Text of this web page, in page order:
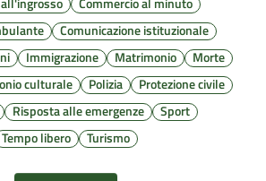
Comunicazione istituzionale
Immigrazione Matrimonio
Morte
culturale Polizia
Protezione civile
Risposta alle emergenze
Sport
Tempo libero
Turismo